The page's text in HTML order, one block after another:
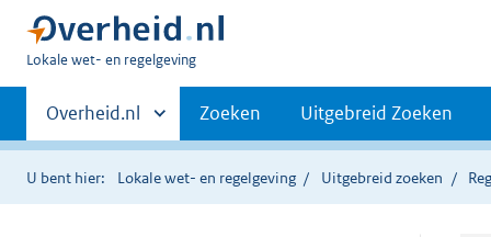
U
hier:
Lokale wet- en regelgeving
Primaire
navigatie
Andere
sites
binnen
Overheid.nl Zoeken Uitgebreid Zoeken
U bent hier: Lokale wet- en regelgeving Uitgebreid zoeken